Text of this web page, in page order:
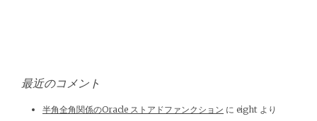
最近のコメント
半角全角関係のOracle ストアドファンクション に eight より